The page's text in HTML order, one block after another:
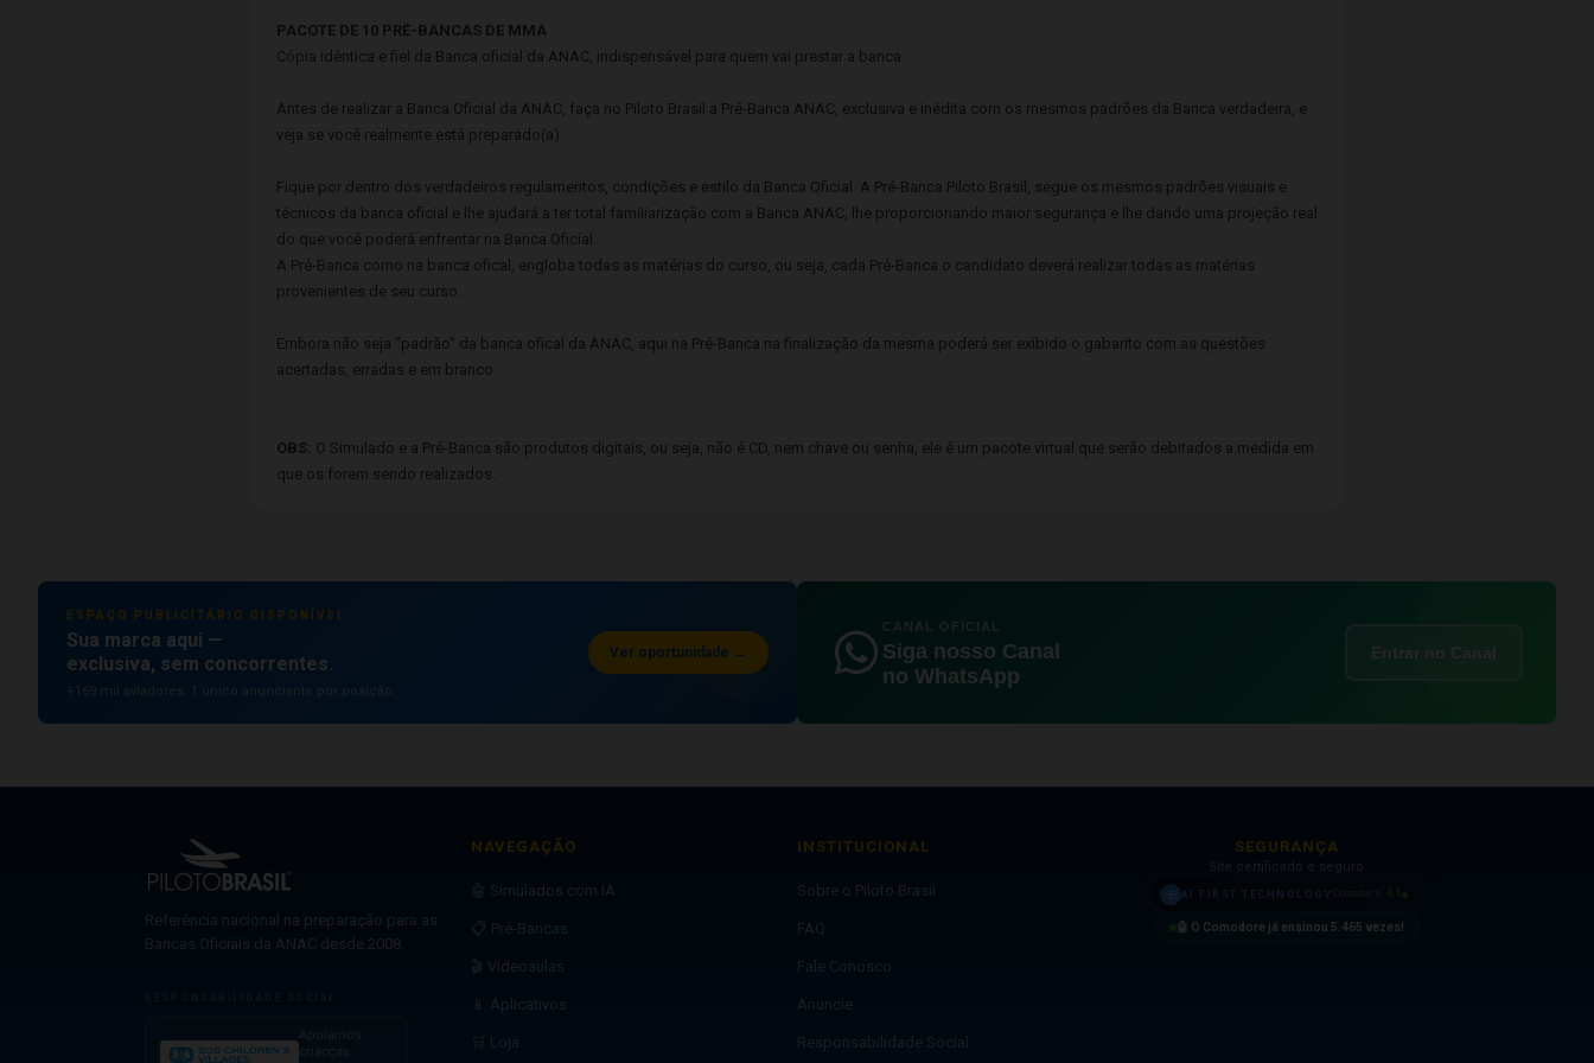
PACOTE DE 10 PRÉ-BANCAS DE MMA
Cópia idêntica e fiel da Banca oficial da ANAC, indispensável para quem vai prestar a banca.
Antes de realizar a Banca Oficial da ANAC, faça no Piloto Brasil a Pré-Banca ANAC, exclusiva e inédita com os mesmos padrões da Banca verdadeira, e
veja se você realmente está preparado(a).
Fique por dentro dos verdadeiros regulamentos, condições e estilo da Banca Oficial. A Pré-Banca Piloto Brasil, segue os mesmos padrões visuais e
técnicos da banca oficial e lhe ajudará a ter total familiarização com a Banca ANAC, lhe proporcionando maior segurança e lhe dando uma projeção real
do que você poderá enfrentar na Banca Oficial.
A Pré-Banca como na banca ofical, engloba todas as matérias do curso, ou seja, cada Pré-Banca o candidato deverá realizar todas as matérias
provenientes de seu curso.
Embora não seja "padrão" da banca ofical da ANAC, aqui na Pré-Banca na finalização da mesma poderá ser exibido o gabarito com as questões
acertadas, erradas e em branco.
OBS: O Simulado e a Pré-Banca são produtos digitais, ou seja, não é CD, nem chave ou senha, ele é um pacote virtual que serão debitados a medida em
que os forem sendo realizados.
ESPAÇO PUBLICITÁRIO DISPONÍVEL
Sua marca aqui —
exclusiva, sem concorrentes.
+169 mil aviadores. 1 único anunciante por posição.
Ver oportunidade →
CANAL OFICIAL
Siga nosso Canal
no WhatsApp
Entrar no Canal
Referência nacional na preparação para as
Bancas Oficiais da ANAC desde 2008.
Apoiamos
NAVEGAÇÃO
🤖 Simulados com IA
📋 Pré-Bancas
🎬 Videoaulas
📱 Aplicativos
🛒 Loja
INSTITUCIONAL
Sobre o Piloto Brasil
FAQ
Fale Conosco
Anuncie
Responsabilidade Social
SEGURANÇA
Site certificado e seguro
AI FIRST TECHNOLOGY
🤖 O Comodore já ensinou 5.465 vezes!